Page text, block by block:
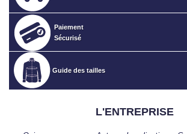
Paiement
Sécurisé
Guide des tailles
L'ENTREPRISE